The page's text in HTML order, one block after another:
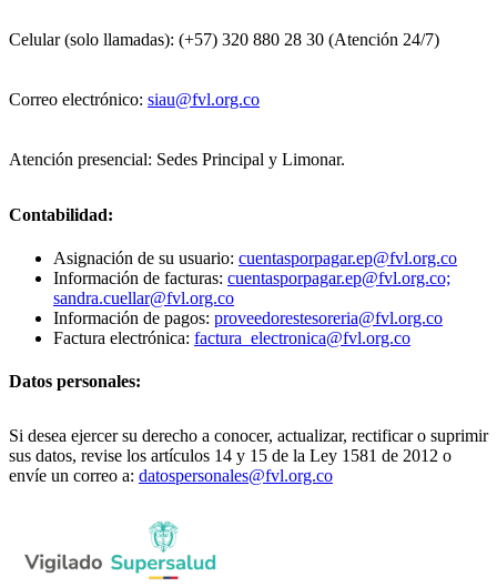
Celular (solo llamadas): (+57) 320 880 28 30 (Atención 24/7)
Correo electrónico: siau@fvl.org.co
Atención presencial: Sedes Principal y Limonar.
Contabilidad:
Asignación de su usuario: cuentasporpagar.ep@fvl.org.co
Información de facturas: cuentasporpagar.ep@fvl.org.co;
sandra.cuellar@fvl.org.co
Información de pagos: proveedorestesoreria@fvl.org.co
Factura electrónica: factura_electronica@fvl.org.co
Datos personales:
Si desea ejercer su derecho a conocer, actualizar, rectificar o suprimir
sus datos, revise los artículos 14 y 15 de la Ley 1581 de 2012 o
envíe un correo a: datospersonales@fvl.org.co